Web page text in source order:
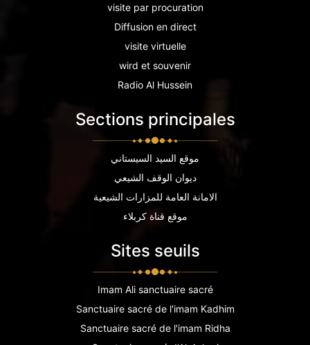
visite par procuration
Diffusion en direct
visite virtuelle
wird et souvenir
Radio Al Hussein
Sections principales
موقع السيد السيستاني
ديوان الوقف الشيعي
الامانة العامة للمزارات الشيعية
موقع قناة كربلاء
Sites seuils
Imam Ali sanctuaire sacré
Sanctuaire sacré de l'imam Kadhim
Sanctuaire sacré de l'imam Ridha